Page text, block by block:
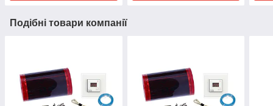
Подібні товари компанії